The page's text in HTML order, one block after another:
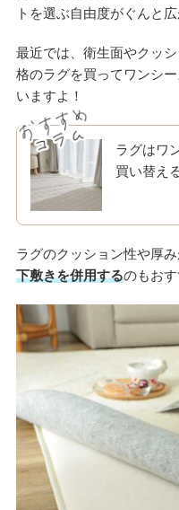
トを選ぶ自由度がぐんと
最近では、衛生面やクッ
格のラグを買ってワンシ
いますよ！
ラグはワ
買い替え
ラグのクッション性や厚
下敷きを併用するのもおす